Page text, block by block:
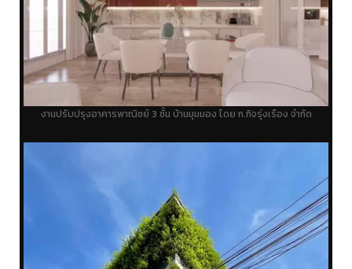
งานปรับปรุงอาคารพาณิชย์ 3 ชั้น บ้านมุมมอง โดย ก.กิจรุ่งเรือง จำกัด